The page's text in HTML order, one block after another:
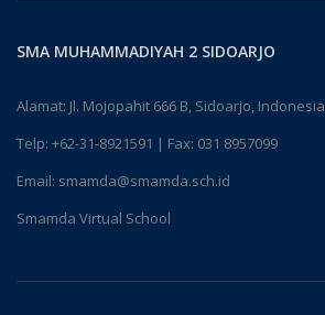
SMA MUHAMMADIYAH 2 SIDOARJO
Alamat: Jl. Mojopahit 666 B, Sidoarjo, Indonesia
Telp: +62-31-8921591 | Fax: 031 8957099
Email: smamda@smamda.sch.id
Smamda Virtual School